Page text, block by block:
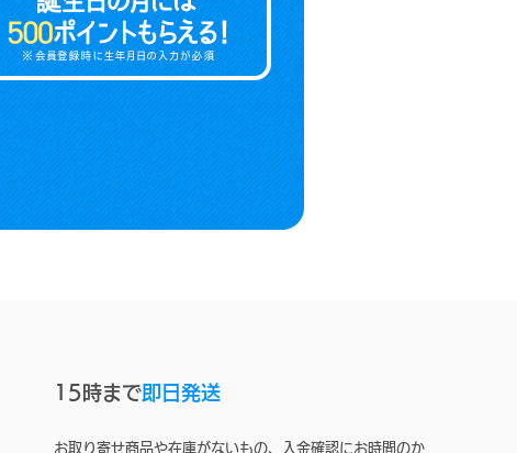
15時まで即日発送
お取り寄せ商品や在庫がないもの、入金確認にお時間のか